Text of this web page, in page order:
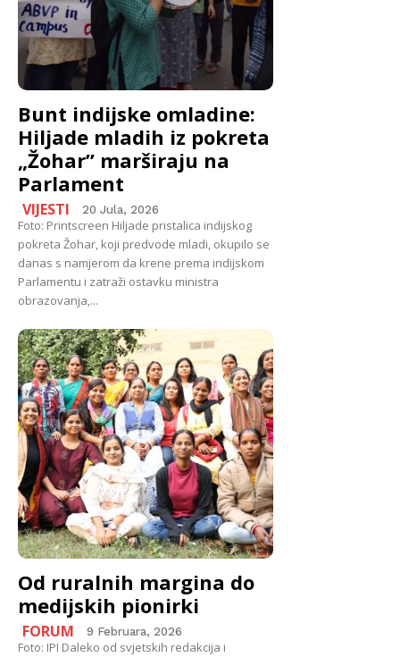
Bunt indijske omladine:
Hiljade mladih iz pokreta
„Žohar” marširaju na
Parlament
VIJESTI 20 Jula, 2026
Foto: Printscreen Hiljade pristalica indijskog
pokreta Žohar, koji predvode mladi, okupilo se
danas s namjerom da krene prema indijskom
Parlamentu i zatraži ostavku ministra
obrazovanja,...
Od ruralnih margina do
medijskih pionirki
FORUM 9 Februara, 2026
Foto: IPI Daleko od svjetskih redakcija i